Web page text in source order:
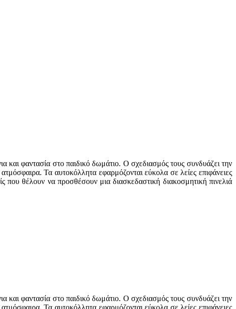
και φαντασία στο παιδικό δωμάτιο. Ο σχεδιασμός τους συνδυάζει την
Τα αυτοκόλλητα εφαρμόζονται εύκολα σε λείες επιφάνειες
που θέλουν να προσθέσουν μια διασκεδαστική διακοσμητική πινελιά
και φαντασία στο παιδικό δωμάτιο. Ο σχεδιασμός τους συνδυάζει την